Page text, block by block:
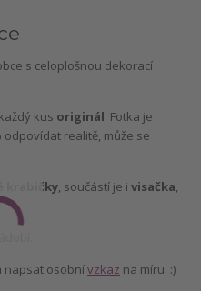
s celoplošnou dekorací
kus originál. Fotka je
realitě, může se
krabičky, součástí je i visačka,
napsat osobnívzkaz na míru. :)